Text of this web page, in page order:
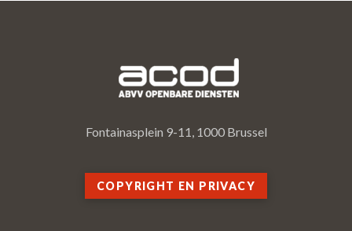
Fontainasplein 9-11, 1000 Brussel
COPYRIGHT EN PRIVACY